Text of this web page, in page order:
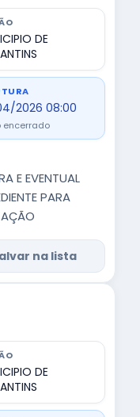
DE
2026 08:00
encerrado
E EVENTUAL
PARA
na lista
DE